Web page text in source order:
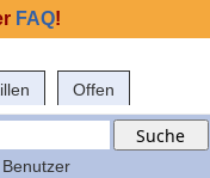
Offen
Benutzer
FAQ!